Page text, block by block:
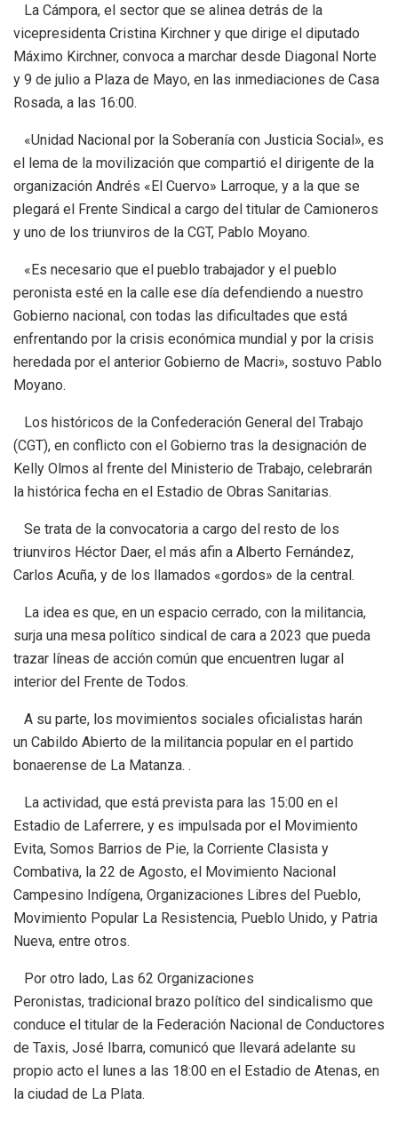
La Cámpora, el sector que se alinea detrás de la
vicepresidenta Cristina Kirchner y que dirige el diputado
Máximo Kirchner, convoca a marchar desde Diagonal Norte
y 9 de julio a Plaza de Mayo, en las inmediaciones de Casa
Rosada, a las 16:00.
«Unidad Nacional por la Soberanía con Justicia Social», es
el lema de la movilización que compartió el dirigente de la
organización Andrés «El Cuervo» Larroque, y a la que se
plegará el Frente Sindical a cargo del titular de Camioneros
y uno de los triunviros de la CGT, Pablo Moyano.
«Es necesario que el pueblo trabajador y el pueblo
peronista esté en la calle ese día defendiendo a nuestro
Gobierno nacional, con todas las dificultades que está
enfrentando por la crisis económica mundial y por la crisis
heredada por el anterior Gobierno de Macri», sostuvo Pablo
Moyano.
Los históricos de la Confederación General del Trabajo
(CGT), en conflicto con el Gobierno tras la designación de
Kelly Olmos al frente del Ministerio de Trabajo, celebrarán
la histórica fecha en el Estadio de Obras Sanitarias.
Se trata de la convocatoria a cargo del resto de los
triunviros Héctor Daer, el más afin a Alberto Fernández,
Carlos Acuña, y de los llamados «gordos» de la central.
La idea es que, en un espacio cerrado, con la militancia,
surja una mesa político sindical de cara a 2023 que pueda
trazar líneas de acción común que encuentren lugar al
interior del Frente de Todos.
A su parte, los movimientos sociales oficialistas harán
un Cabildo Abierto de la militancia popular en el partido
bonaerense de La Matanza. .
La actividad, que está prevista para las 15:00 en el
Estadio de Laferrere, y es impulsada por el Movimiento
Evita, Somos Barrios de Pie, la Corriente Clasista y
Combativa, la 22 de Agosto, el Movimiento Nacional
Campesino Indígena, Organizaciones Libres del Pueblo,
Movimiento Popular La Resistencia, Pueblo Unido, y Patria
Nueva, entre otros.
Por otro lado, Las 62 Organizaciones
Peronistas, tradicional brazo político del sindicalismo que
conduce el titular de la Federación Nacional de Conductores
de Taxis, José Ibarra, comunicó que llevará adelante su
propio acto el lunes a las 18:00 en el Estadio de Atenas, en
la ciudad de La Plata.